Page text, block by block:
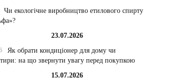
Чи екологічне виробництво етилового спирту
23.07.2026
Як обрати кондиціонер для дому чи
на що звернути увагу перед покупкою
15.07.2026